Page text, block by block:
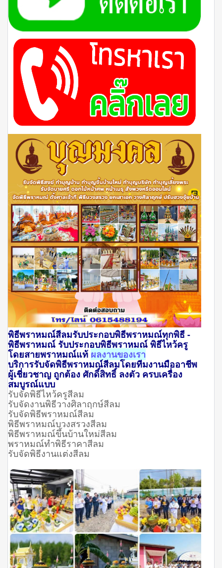
พิธีพราหมณ์สีลมรับประกอบพิธีพราหมณ์ทุกพิธี -
พิธีพราหมณ์ รับประกอบพิธีพราหมณ์ พิธีไหว้ครู
โดยสายพราหมณ์แท้ ผลงานของเรา
บริการรับจัดพิธีพราหมณ์สีลมโดยทีมงานมืออาชีพ
ผู้เชี่ยวชาญ ถูกต้อง ศักดิ์สิทธิ์ ลงตัว ครบเครื่อง
สมบูรณ์แบบ
รับจัดพิธีไหว้ครูสีลม
รับจัดงานพิธีวางศิลาฤกษ์สีลม
รับจัดพิธีพราหมณ์สีลม
พิธีพราหมณ์บวงสรวงสีลม
พิธีพราหมณ์ขึ้นบ้านใหม่สีลม
พราหมณ์ทำพิธีราคาสีลม
รับจัดพิธีงานแต่งสีลม